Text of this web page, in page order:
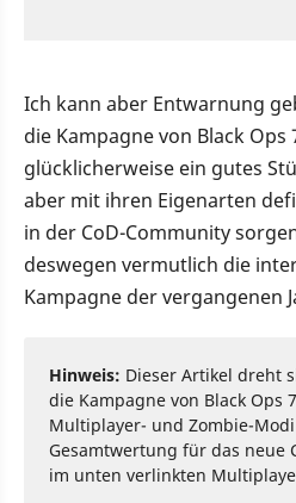
Ich kann aber Entwarnung
die Kampagne von Black Ops
glücklicherweise ein gutes
aber mit ihren Eigenarten
in der CoD-Community
deswegen vermutlich die
Kampagne der vergangenen
Hinweis: Dieser Artikel dreht
die Kampagne von Black Ops
Multiplayer- und Zombie-
Gesamtwertung für das neue
im unten verlinkten